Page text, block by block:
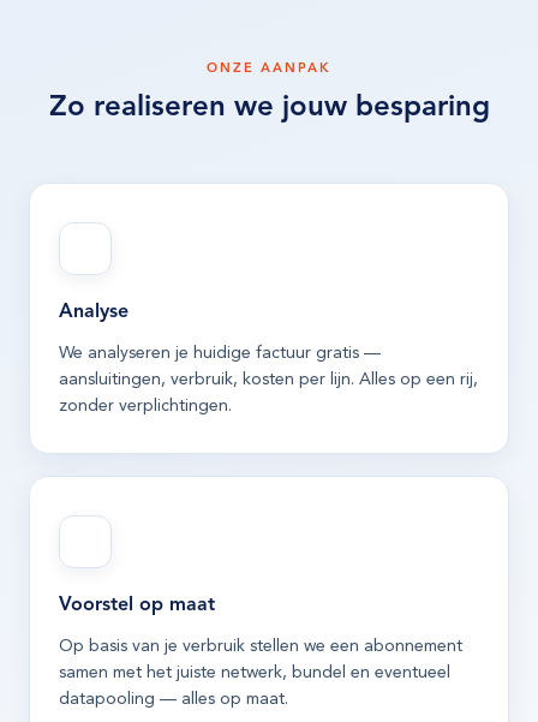
ONZE AANPAK
Zo realiseren we jouw besparing
Analyse
We analyseren je huidige factuur gratis —
aansluitingen, verbruik, kosten per lijn. Alles op een rij,
zonder verplichtingen.
Voorstel op maat
Op basis van je verbruik stellen we een abonnement
samen met het juiste netwerk, bundel en eventueel
datapooling — alles op maat.